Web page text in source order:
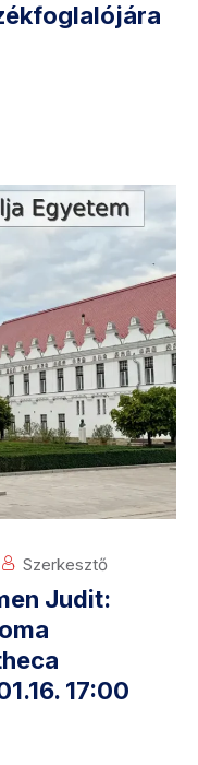
Szerkesztő
Judit:
17:00